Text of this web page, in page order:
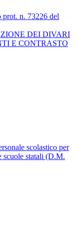
n. 73226 del
DEI DIVARI
E CONTRASTO
scolastico per
scuole statali (D.M.